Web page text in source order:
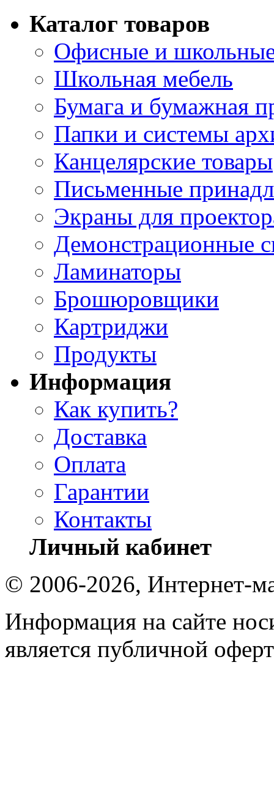
Каталог товаров
Офисные и
Школьная мебель
Бумага и бумажная
Папки и системы
Канцелярские товары
Письменные
Экраны для
Демонстрационные
Ламинаторы
Брошюровщики
Картриджи
Продукты
Информация
Как купить?
Доставка
Оплата
Гарантии
Контакты
Личный кабинет
© 2006-2026, Интернет-
Информация на сайте
является публичной